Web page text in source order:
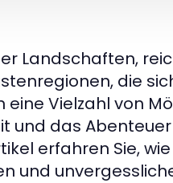
Landschaften,
die
Vielzahl von
und das
erfahren Sie,
und